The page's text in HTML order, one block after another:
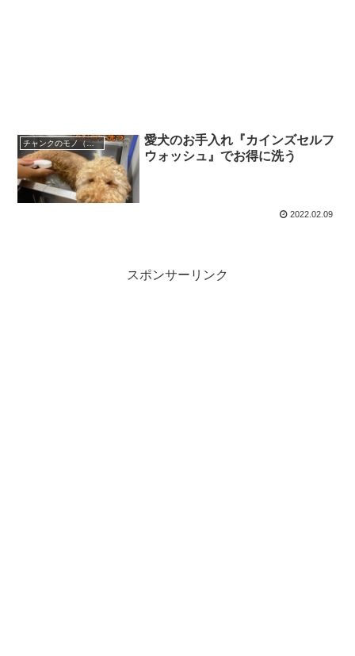
チャンクのモノ（遊ぶ、しつける、身に着ける）
愛犬のお手入れ『カインズセルフ
ウォッシュ』でお得に洗う
2022.02.09
スポンサーリンク